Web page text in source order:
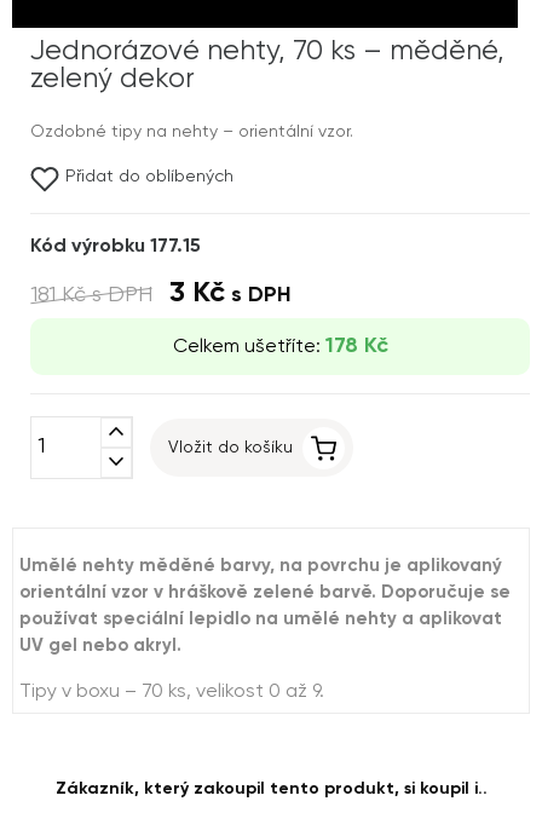
Jednorázové nehty, 70 ks – měděné,
zelený dekor
Ozdobné tipy na nehty – orientální vzor.
Přidat do oblíbených
Kód výrobku 177.15
181 Kčs DPH 3 Kč s DPH
Celkem ušetříte: 178 Kč
expand_less
expand_more
Vložit do košíku
Umělé nehty měděné barvy, na povrchu je aplikovaný
orientální vzor v hráškově zelené barvě. Doporučuje se
používat speciální lepidlo na umělé nehty a aplikovat
UV gel nebo akryl.
Tipy v boxu – 70 ks, velikost 0 až 9.
Zákazník, který zakoupil tento produkt, si koupil i..